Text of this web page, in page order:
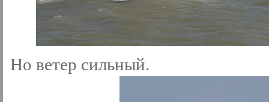
Но ветер сильный.